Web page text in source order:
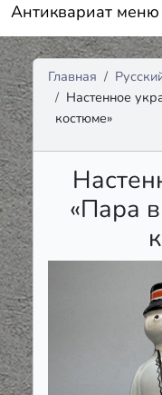
Антиквариат меню
Главная
Настенное
костюме»
«Пара